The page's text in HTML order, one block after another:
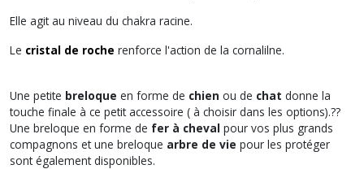
Elle agit au niveau du chakra racine.
Le cristal de roche renforce l'action de la cornalilne.
Une petite breloque en forme de chien ou de chat donne la
touche finale à ce petit accessoire ( à choisir dans les options).??‍
Une breloque en forme de fer à cheval pour vos plus grands
compagnons et une breloque arbre de vie pour les protéger
sont également disponibles.